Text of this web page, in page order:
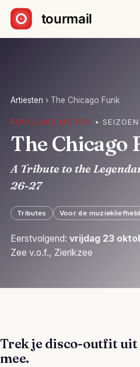
Sla navigatie over
Artiesten › The Chicago Funk
POPULAIRE MUZIEK •
The Chicago
A Tribute to the
26-27
Tributes Voor de
Eerstvolgend: vrijdag 23
Zee v.o.f., Zierikzee
Trek je disco-outfit uit
mee.